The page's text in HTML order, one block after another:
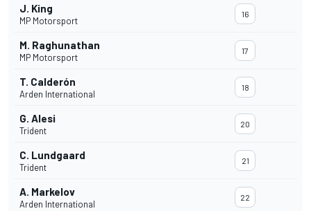
J. King
MP Motorsport
16
M. Raghunathan
MP Motorsport
17
T. Calderón
Arden International
18
G. Alesi
Trident
20
C. Lundgaard
Trident
21
A. Markelov
Arden International
22